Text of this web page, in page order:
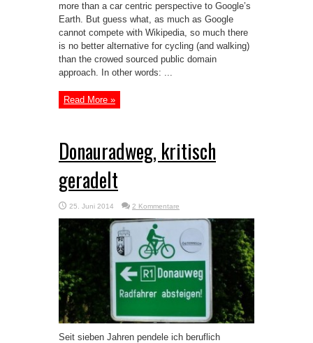
more than a car centric perspective to Google’s
Earth. But guess what, as much as Google
cannot compete with Wikipedia, so much there
is no better alternative for cycling (and walking)
than the crowed sourced public domain
approach. In other words: ...
Read More »
Donauradweg, kritisch
geradelt
25. Juni 2014 2 Kommentare
Seit sieben Jahren pendele ich beruflich